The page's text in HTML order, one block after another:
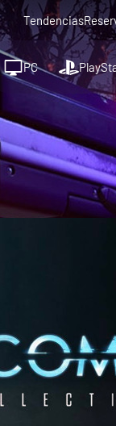
Tendencias
PC